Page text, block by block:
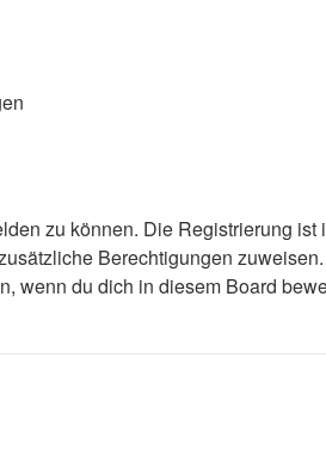
zu können. Die Registrierung
Berechtigungen
wenn du dich in diesem Board